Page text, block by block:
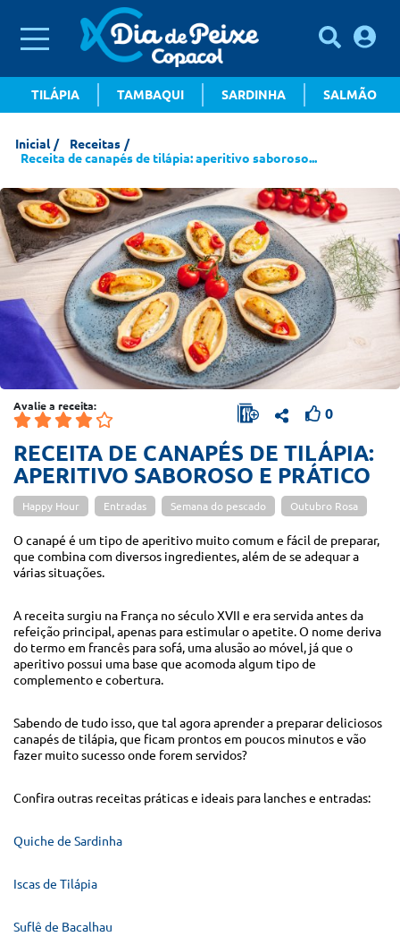
TILÁPIA TAMBAQUI SARDINHA SALMÃO
Inicial
Receitas
Receita de canapés de tilápia: aperitivo saboroso...
Avalie a receita: 0
RECEITA DE CANAPÉS DE TILÁPIA:
APERITIVO SABOROSO E PRÁTICO
Happy Hour Entradas Semana do pescado Outubro Rosa
O canapé é um tipo de aperitivo muito comum e fácil de preparar,
que combina com diversos ingredientes, além de se adequar a
várias situações.
A receita surgiu na França no século XVII e era servida antes da
refeição principal, apenas para estimular o apetite. O nome deriva
do termo em francês para sofá, uma alusão ao móvel, já que o
aperitivo possui uma base que acomoda algum tipo de
complemento e cobertura.
Sabendo de tudo isso, que tal agora aprender a preparar deliciosos
canapés de tilápia, que ficam prontos em poucos minutos e vão
fazer muito sucesso onde forem servidos?
Confira outras receitas práticas e ideais para lanches e entradas:
Quiche de Sardinha
Iscas de Tilápia
Suflê de Bacalhau